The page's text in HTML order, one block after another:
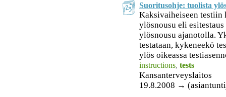
Suoritusohje: tuolista
Kaksivaiheiseen
ylösnousu eli
ylösnousu ajanotolla.
testataan, kykeneekö
ylös oikeassa
instructions, tests
Kansanterveyslaitos
19.8.2008 →